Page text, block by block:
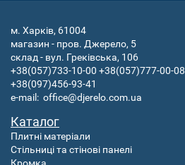
м. Харків, 61004
магазин - пров. Джерело, 5
склад - вул. Греківська, 106
+38(057)733-10-00 +38(057)777-00-08
+38(097)456-93-41
e-mail: office@djerelo.com.ua
Каталог
Плитні матеріали
Стільниці та стінові панелі